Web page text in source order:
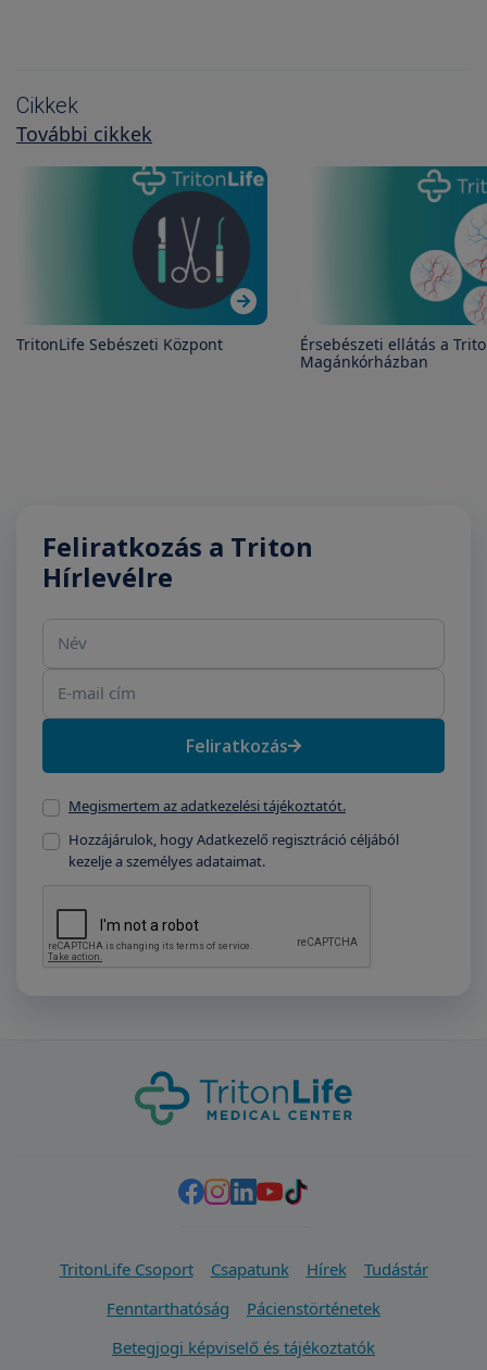
Cikkek
További cikkek
TritonLife Sebészeti Központ
Érsebészeti ellátás a
Magánkórházban
Feliratkozás a Triton
Hírlevélre
Feliratkozás
Megismertem az adatkezelési tájékoztatót.
Hozzájárulok, hogy Adatkezelő regisztráció céljából
kezelje a személyes adataimat.
TritonLife Csoport Csapatunk Hírek
Tudástár
Fenntarthatóság
Pácienstörténetek
Betegjogi képviselő és tájékoztatók